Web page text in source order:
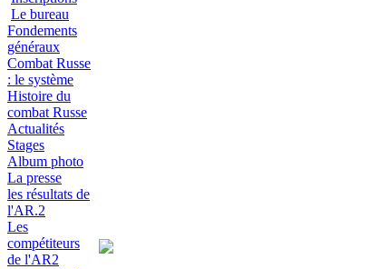
Le bureau
Fondements
généraux
Combat Russe
: le système
Histoire du
combat Russe
Actualités
Stages
Album photo
La presse
les résultats de
l'AR.2
Les
compétiteurs
de l'AR2